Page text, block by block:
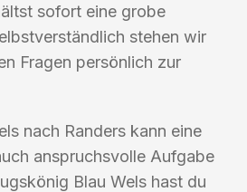
sofort eine grobe
stehen wir
Fragen persönlich zur
nach Randers kann eine
anspruchsvolle Aufgabe
Blau Wels hast du